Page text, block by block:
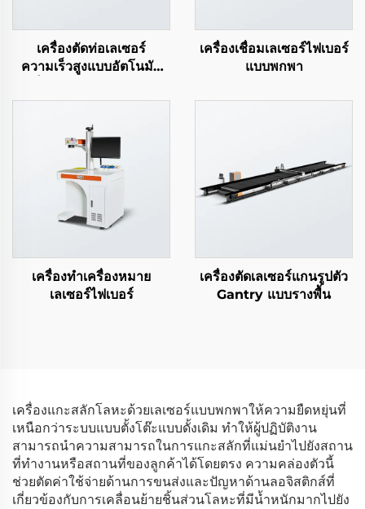
เครื่องตัดท่อเลเซอร์
ความเร็วสูงแบบอัตโนมัติ
เครื่องเชื่อมเลเซอร์ไฟเบอร์
แบบพกพา
เครื่องทำเครื่องหมาย
เลเซอร์ไฟเบอร์
เครื่องตัดเลเซอร์แกนรูปตัว
Gantry แบบรางพื้น
เครื่องแกะสลักโลหะด้วยเลเซอร์แบบพกพาให้ความยืดหยุ่นที่
เหนือกว่าระบบแบบตั้งโต๊ะแบบดั้งเดิม ทำให้ผู้ปฏิบัติงาน
สามารถนำความสามารถในการแกะสลักที่แม่นยำไปยังสถาน
ที่ทำงานหรือสถานที่ของลูกค้าได้โดยตรง ความคล่องตัวนี้
ช่วยตัดค่าใช้จ่ายด้านการขนส่งและปัญหาด้านลอจิสติกส์ที่
เกี่ยวข้องกับการเคลื่อนย้ายชิ้นส่วนโลหะที่มีน้ำหนักมากไปยัง